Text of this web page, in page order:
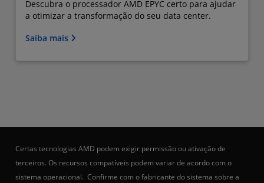
Descubra o processador AMD EPYC certo para ajudar
a otimizar a transformação do seu data center.
Saiba mais
Certas tecnologias AMD podem exigir permissão ou ativação de
terceiros. Os recursos compatíveis podem variar de acordo com o
sistema operacional. Confirme com o fabricante do sistema sobre a